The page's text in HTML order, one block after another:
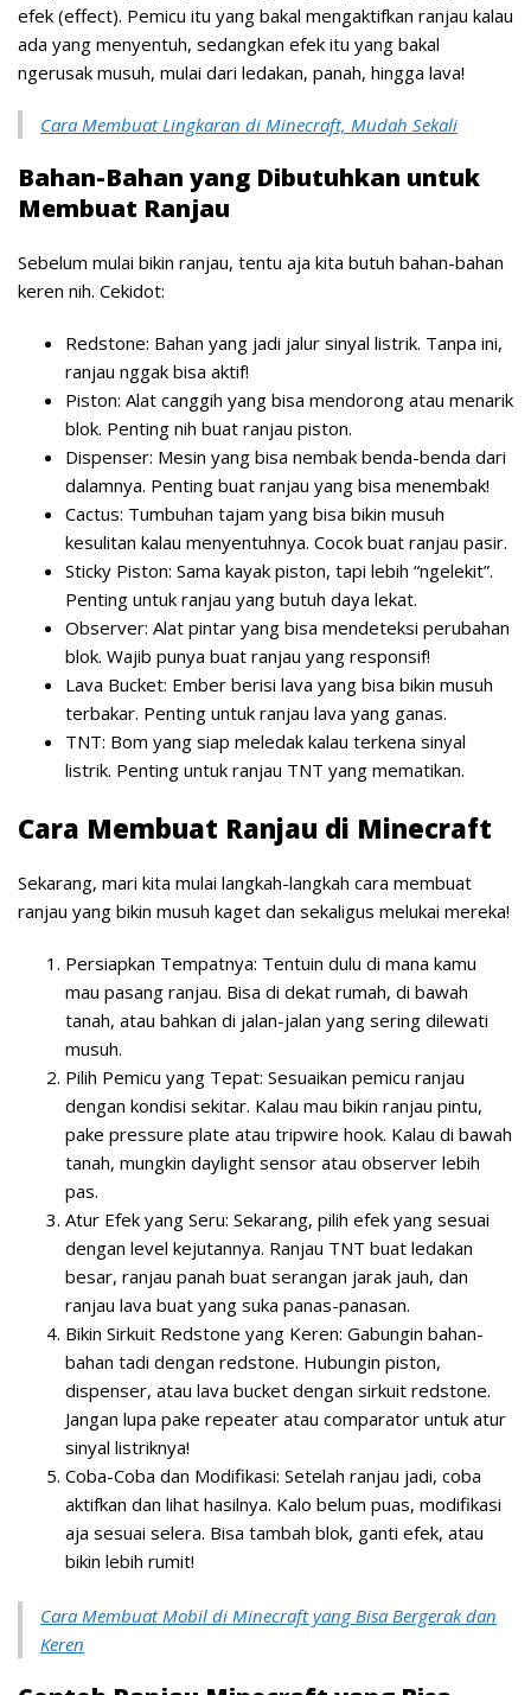
efek (effect). Pemicu itu yang bakal mengaktifkan ranjau kalau
ada yang menyentuh, sedangkan efek itu yang bakal
ngerusak musuh, mulai dari ledakan, panah, hingga lava!
Cara Membuat Lingkaran di Minecraft, Mudah Sekali
Bahan-Bahan yang Dibutuhkan untuk
Membuat Ranjau
Sebelum mulai bikin ranjau, tentu aja kita butuh bahan-bahan
keren nih. Cekidot:
Redstone: Bahan yang jadi jalur sinyal listrik. Tanpa ini,
ranjau nggak bisa aktif!
Piston: Alat canggih yang bisa mendorong atau menarik
blok. Penting nih buat ranjau piston.
Dispenser: Mesin yang bisa nembak benda-benda dari
dalamnya. Penting buat ranjau yang bisa menembak!
Cactus: Tumbuhan tajam yang bisa bikin musuh
kesulitan kalau menyentuhnya. Cocok buat ranjau pasir.
Sticky Piston: Sama kayak piston, tapi lebih “ngelekit”.
Penting untuk ranjau yang butuh daya lekat.
Observer: Alat pintar yang bisa mendeteksi perubahan
blok. Wajib punya buat ranjau yang responsif!
Lava Bucket: Ember berisi lava yang bisa bikin musuh
terbakar. Penting untuk ranjau lava yang ganas.
TNT: Bom yang siap meledak kalau terkena sinyal
listrik. Penting untuk ranjau TNT yang mematikan.
Cara Membuat Ranjau di Minecraft
Sekarang, mari kita mulai langkah-langkah cara membuat
ranjau yang bikin musuh kaget dan sekaligus melukai mereka!
Persiapkan Tempatnya: Tentuin dulu di mana kamu
mau pasang ranjau. Bisa di dekat rumah, di bawah
tanah, atau bahkan di jalan-jalan yang sering dilewati
musuh.
Pilih Pemicu yang Tepat: Sesuaikan pemicu ranjau
dengan kondisi sekitar. Kalau mau bikin ranjau pintu,
pake pressure plate atau tripwire hook. Kalau di bawah
tanah, mungkin daylight sensor atau observer lebih
pas.
Atur Efek yang Seru: Sekarang, pilih efek yang sesuai
dengan level kejutannya. Ranjau TNT buat ledakan
besar, ranjau panah buat serangan jarak jauh, dan
ranjau lava buat yang suka panas-panasan.
Bikin Sirkuit Redstone yang Keren: Gabungin bahan-
bahan tadi dengan redstone. Hubungin piston,
dispenser, atau lava bucket dengan sirkuit redstone.
Jangan lupa pake repeater atau comparator untuk atur
sinyal listriknya!
Coba-Coba dan Modifikasi: Setelah ranjau jadi, coba
aktifkan dan lihat hasilnya. Kalo belum puas, modifikasi
aja sesuai selera. Bisa tambah blok, ganti efek, atau
bikin lebih rumit!
Cara Membuat Mobil di Minecraft yang Bisa Bergerak dan
Keren